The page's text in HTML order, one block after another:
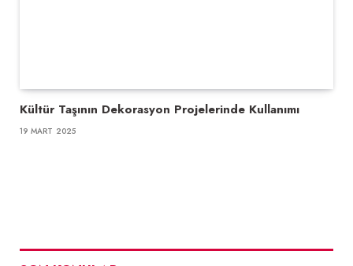
Kültür Taşının Dekorasyon Projelerinde Kullanımı
19 MART 2025